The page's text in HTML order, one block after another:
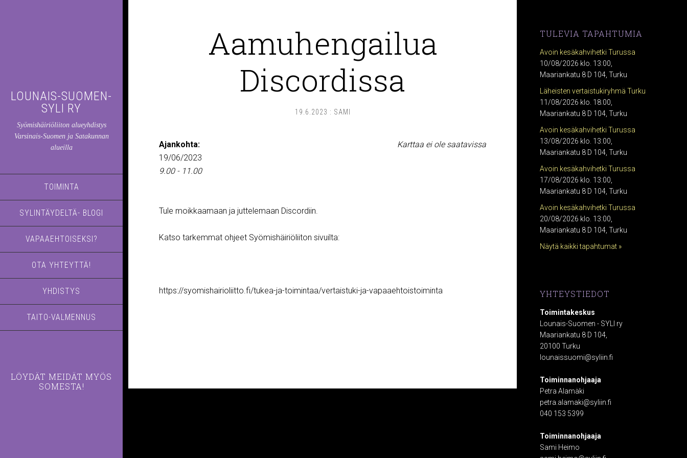
LOUNAIS-SUOMEN-
SYLI RY
Syömishäiriöliiton alueyhdistys
Varsinais-Suomen ja Satakunnan
alueilla
TOIMINTA
SYLINTÄYDELTÄ- BLOGI
VAPAAEHTOISEKSI?
OTA YHTEYTTÄ!
YHDISTYS
TAITO-VALMENNUS
LÖYDÄT MEIDÄT MYÖS
SOMESTA!
Aamuhengailua
Discordissa
19.6.2023 : SAMI
Karttaa ei ole saatavissa
Ajankohta:
19/06/2023
9.00 - 11.00
Tule moikkaamaan ja juttelemaan Discordiin.
Katso tarkemmat ohjeet Syömishäiriöliiton sivuilta:
https://syomishairioliitto.fi/tukea-ja-toimintaa/vertaistuki-ja-vapaaehtoistoiminta
TULEVIA TAPAHTUMIA
Avoin kesäkahvihetki Turussa
10/08/2026 klo. 13:00,
Maariankatu 8 D 104, Turku
Läheisten vertaistukiryhmä Turku
11/08/2026 klo. 18:00,
Maariankatu 8 D 104, Turku
Avoin kesäkahvihetki Turussa
13/08/2026 klo. 13:00,
Maariankatu 8 D 104, Turku
Avoin kesäkahvihetki Turussa
17/08/2026 klo. 13:00,
Maariankatu 8 D 104, Turku
Avoin kesäkahvihetki Turussa
20/08/2026 klo. 13:00,
Maariankatu 8 D 104, Turku
Näytä kaikki tapahtumat »
YHTEYSTIEDOT
Toimintakeskus
Lounais-Suomen - SYLI ry
Maariankatu 8 D 104,
20100 Turku
lounaissuomi@syliin.fi
Toiminnanohjaaja
Petra Alamäki
petra.alamaki@syliin.fi
040 153 5399
Toiminnanohjaaja
Sami Heimo